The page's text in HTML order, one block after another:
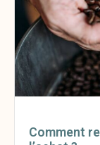
Comment